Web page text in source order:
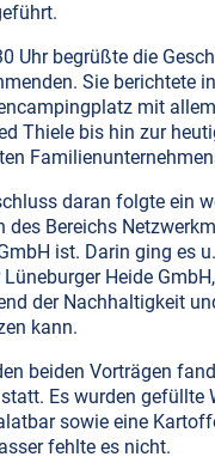
Uhr begrüßte die
Sie berichtete
mit
Thiele bis hin zur
daran folgte ein
des Bereichs
ist. Darin ging es
Lüneburger Heide
der Nachhaltigkeit
kann.
beiden Vorträgen
Es wurden gefüllte
sowie eine
fehlte es nicht.